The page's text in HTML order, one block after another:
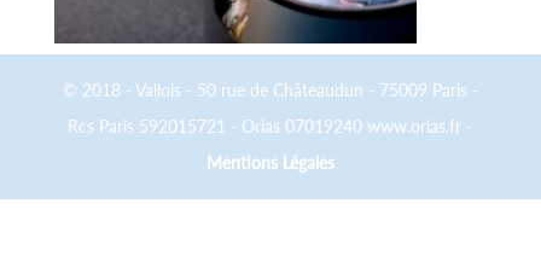
© 2018 - Vallois - 50 rue de Châteaudun - 75009 Paris -
Rcs Paris 592015721 - Orias 07019240 www.orias.fr -
Mentions Légales